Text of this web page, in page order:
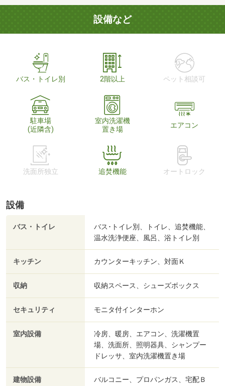
設備など
バス・トイレ別 2階以上 ペット相談可
駐車場
(近隣含)
室内洗濯機
置き場
エアコン
洗面所独立 追焚機能 オートロック
設備
バス・トイレ
バス･トイレ別、トイレ、追焚機能、
温水洗浄便座、風呂、浴トイレ別
キッチン カウンターキッチン、対面Ｋ
収納 収納スペース、シューズボックス
セキュリティ モニタ付インターホン
室内設備
冷房、暖房、エアコン、洗濯機置
場、洗面所、照明器具、シャンプー
ドレッサ、室内洗濯機置き場
建物設備
バルコニー、プロパンガス、宅配Ｂ